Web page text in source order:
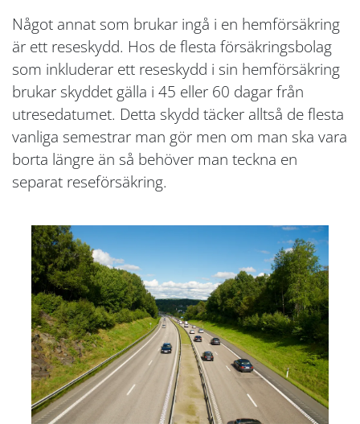
Något annat som brukar ingå i en hemförsäkring
är ett reseskydd. Hos de flesta försäkringsbolag
som inkluderar ett reseskydd i sin hemförsäkring
brukar skyddet gälla i 45 eller 60 dagar från
utresedatumet. Detta skydd täcker alltså de flesta
vanliga semestrar man gör men om man ska vara
borta längre än så behöver man teckna en
separat reseförsäkring.